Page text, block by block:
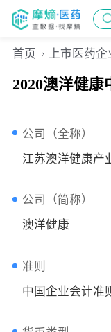
首页 上市医药企
2020澳洋健康
公司（全称）
江苏澳洋健康产
公司（简称）
澳洋健康
准则
中国企业会计准